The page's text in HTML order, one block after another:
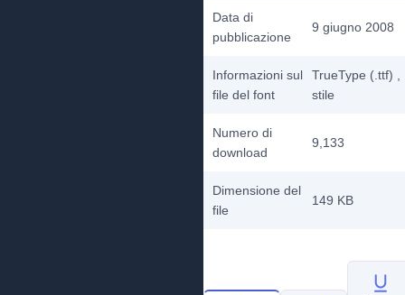
Data di
pubblicazione
9 giugno 2008
Informazioni sul
file del font
TrueType (.ttf)
stile
Numero di
download
9,133
Dimensione del
file
149 KB